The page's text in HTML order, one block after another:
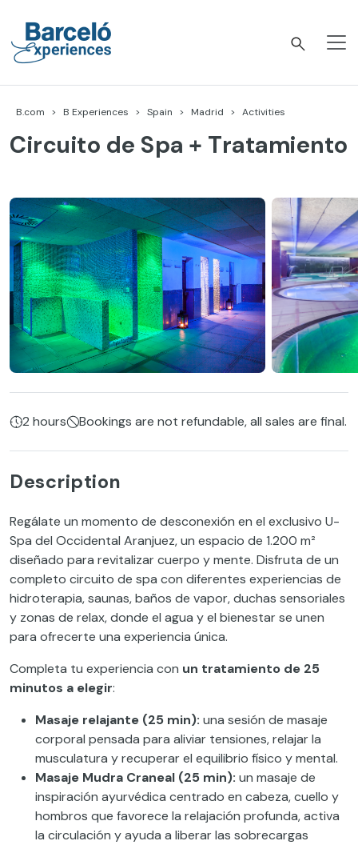
content
B.com B Experiences Spain Madrid Activities
Circuito de Spa + Tratamiento
2 hours Bookings are not refundable, all sales are final.
Description
Regálate un momento de desconexión en el exclusivo U-
Spa del Occidental Aranjuez, un espacio de 1.200 m²
diseñado para revitalizar cuerpo y mente. Disfruta de un
completo circuito de spa con diferentes experiencias de
hidroterapia, saunas, baños de vapor, duchas sensoriales
y zonas de relax, donde el agua y el bienestar se unen
para ofrecerte una experiencia única.
Completa tu experiencia con un tratamiento de 25
minutos a elegir:
Masaje relajante (25 min): una sesión de masaje
corporal pensada para aliviar tensiones, relajar la
musculatura y recuperar el equilibrio físico y mental.
Masaje Mudra Craneal (25 min): un masaje de
inspiración ayurvédica centrado en cabeza, cuello y
hombros que favorece la relajación profunda, activa
la circulación y ayuda a liberar las sobrecargas